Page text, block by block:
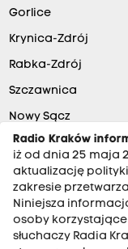
Gorlice
Krynica-Zdrój
Rabka-Zdrój
Szczawnica
Nowy Sącz
Radio Kraków
iż od dnia 25 maja
aktualizację
zakresie
Niniejsza
osoby korzystające
słuchaczy Radia